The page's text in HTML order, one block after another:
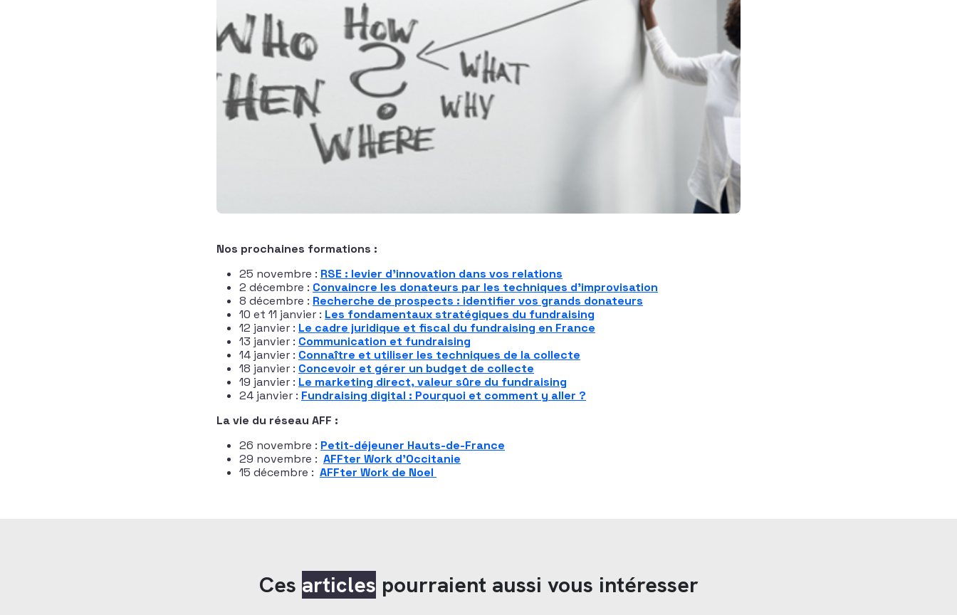
Nos prochaines formations :
25 novembre : RSE : levier d’innovation dans vos relations
2 décembre : Convaincre les donateurs par les techniques d’improvisation
8 décembre : Recherche de prospects : identifier vos grands donateurs
10 et 11 janvier : Les fondamentaux stratégiques du fundraising
12 janvier : Le cadre juridique et fiscal du fundraising en France
13 janvier : Communication et fundraising
14 janvier : Connaître et utiliser les techniques de la collecte
18 janvier : Concevoir et gérer un budget de collecte
19 janvier : Le marketing direct, valeur sûre du fundraising
24 janvier : Fundraising digital : Pourquoi et comment y aller ?
La vie du réseau AFF :
26 novembre : Petit-déjeuner Hauts-de-France
29 novembre : AFFter Work d’Occitanie
15 décembre : AFFter Work de Noel
Ces articles pourraient aussi vous intéresser